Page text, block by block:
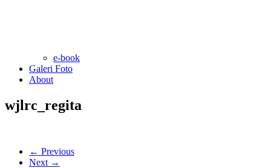
e-book
Galeri Foto
About
wjlrc_regita
← Previous
Next →